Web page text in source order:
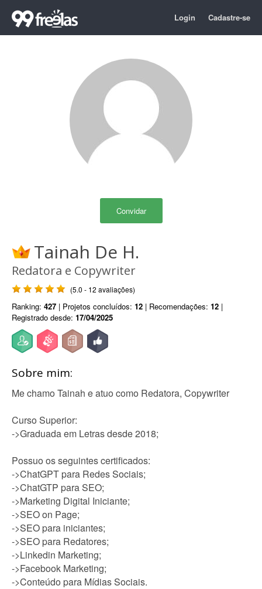
Login Cadastre-se
Convidar
Tainah De H.
Redatora e Copywriter
(5.0 - 12 avaliações)
Ranking: 427 | Projetos concluídos: 12 | Recomendações: 12 |
Registrado desde: 17/04/2025
Sobre mim:
Me chamo Tainah e atuo como Redatora, Copywriter
Curso Superior:
->Graduada em Letras desde 2018;
Possuo os seguintes certificados:
->ChatGPT para Redes Sociais;
->ChatGTP para SEO;
->Marketing Digital Iniciante;
->SEO on Page;
->SEO para iniciantes;
->SEO para Redatores;
->Linkedin Marketing;
->Facebook Marketing;
->Conteúdo para Mídias Sociais.